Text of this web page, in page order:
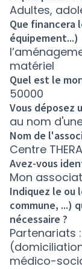
Adultes,
Que financera
équipement...)
matériel
Quel est le
50000
Vous déposez
au nom
Nom de
Centre
Avez-vous
Mon
Indiquez le ou
commune, ...)
nécessaire ?
Partenariats
médico-